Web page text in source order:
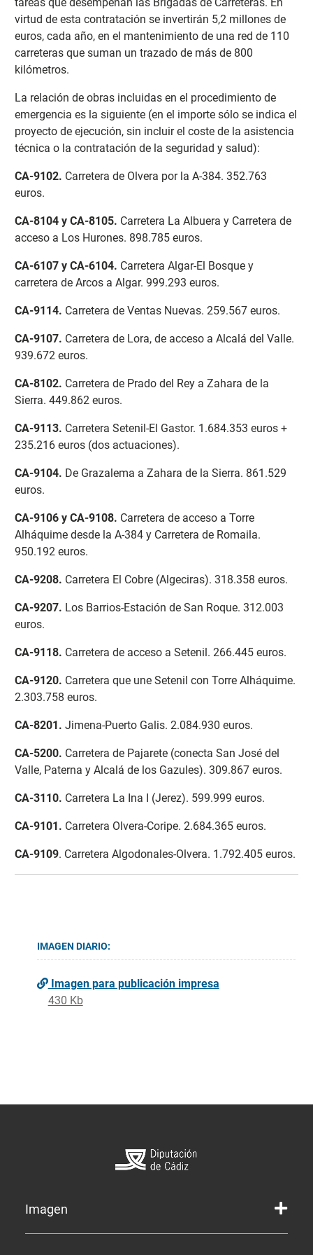
virtud de esta contratación se invertirán 5,2 millones de
euros, cada año, en el mantenimiento de una red de 110
carreteras que suman un trazado de más de 800
kilómetros.
La relación de obras incluidas en el procedimiento de
emergencia es la siguiente (en el importe sólo se indica el
proyecto de ejecución, sin incluir el coste de la asistencia
técnica o la contratación de la seguridad y salud):
CA-9102. Carretera de Olvera por la A-384. 352.763
euros.
CA-8104 y CA-8105. Carretera La Albuera y Carretera de
acceso a Los Hurones. 898.785 euros.
CA-6107 y CA-6104. Carretera Algar-El Bosque y
carretera de Arcos a Algar. 999.293 euros.
CA-9114. Carretera de Ventas Nuevas. 259.567 euros.
CA-9107. Carretera de Lora, de acceso a Alcalá del Valle.
939.672 euros.
CA-8102. Carretera de Prado del Rey a Zahara de la
Sierra. 449.862 euros.
CA-9113. Carretera Setenil-El Gastor. 1.684.353 euros +
235.216 euros (dos actuaciones).
CA-9104. De Grazalema a Zahara de la Sierra. 861.529
euros.
CA-9106 y CA-9108. Carretera de acceso a Torre
Alháquime desde la A-384 y Carretera de Romaila.
950.192 euros.
CA-9208. Carretera El Cobre (Algeciras). 318.358 euros.
CA-9207. Los Barrios-Estación de San Roque. 312.003
euros.
CA-9118. Carretera de acceso a Setenil. 266.445 euros.
CA-9120. Carretera que une Setenil con Torre Alháquime.
2.303.758 euros.
CA-8201. Jimena-Puerto Galis. 2.084.930 euros.
CA-5200. Carretera de Pajarete (conecta San José del
Valle, Paterna y Alcalá de los Gazules). 309.867 euros.
CA-3110. Carretera La Ina I (Jerez). 599.999 euros.
CA-9101. Carretera Olvera-Coripe. 2.684.365 euros.
CA-9109. Carretera Algodonales-Olvera. 1.792.405 euros.
IMAGEN DIARIO:
Imagen para publicación impresa
430 Kb
Imagen